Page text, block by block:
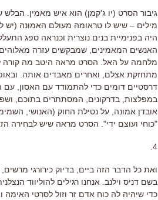
גיבור הסרט (יו ג'קמן) הוא איש מאמין. הבלש
מילים – שיש לו טראומה מעולם האמונה
היה בפנימיית בנים נוצרית וכנראה ספג
האנשים המאמינים, שמבקשים עזרה מאלוהים
מלחמה על האל. הסרט מראה היטב מה קורה
מתחזקת אצלם, ואחרים מאבדים אותה.
דרסטיים דומים כדי להתמודד עם האסון,
במפלצות, בדרקונים, המסתתרים בתוכם,
אובדן אמונה, על נטילת החוק (האנושי,
"כוחי ועוצם ידי". הסרט מראה שיש לבחירה
4.
ואת כל הדבר הזה ביים, בדיוק כירורגי
בשם דניס וילנב. אנחנו רגילים להוליווד
כדי שיהיה לה כוח אדם זר וזול לסרטי